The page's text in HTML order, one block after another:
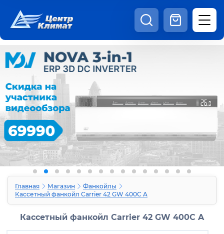
Каталог
Статьи
Наши работы Отзывы
Доставка и оплата Оферта
Контакты
8:00 - 20:00 Шоурум
Главная Магазин
Фанкойлы
Кассетный фанкойл Carrier 42 GW 400C A
Кассетный фанкойл Carrier 42 GW 400C A